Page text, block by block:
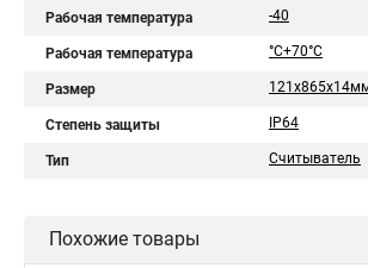
Рабочая температура -40
Рабочая температура °C+70°C
Размер
Степень защиты IP64
Тип Считыватель
Похожие товары